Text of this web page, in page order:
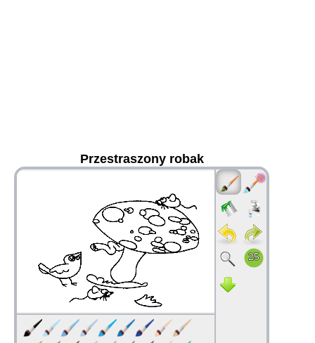
Przestraszony robak